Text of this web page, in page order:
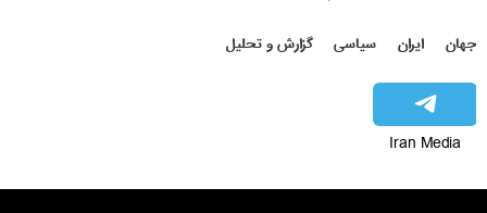
جهان ایران سیاسی گزارش و تحلیل
Iran Media